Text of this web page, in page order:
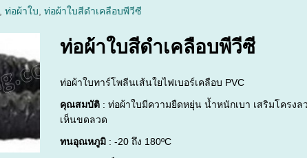
,ท่อผ้าใบ ,ท่อผ้าใบสีดำเคลือบพีวีซี
ท่อผ้าใบสีดำเคลือบพีวีซี
ท่อผ้าใบทาร์โพลีนเส้นใยไฟเบอร์เคลือบ PVC
คุณสมบัติ : ท่อผ้าใบมีความยืดหยุ่น น้ำหนักเบา เสริมโครงล
เห็นขดลวด
ทนอุณหภูมิ : -20 ถึง 180ºC